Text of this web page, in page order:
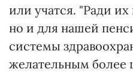
или учатся. "Ради
но и для нашей
системы
желательным более